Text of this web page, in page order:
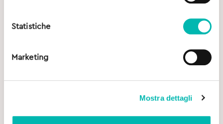
Statistiche
Marketing
Mostra dettagli